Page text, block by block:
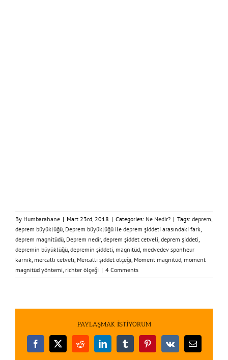
By Humbarahane | Mart 23rd, 2018 | Categories: Ne Nedir? | Tags: deprem,
deprem büyüklüğü, Deprem büyüklüğü ile deprem şiddeti arasındaki fark,
deprem magnitüdü, Deprem nedir, deprem şiddet cetveli, deprem şiddeti,
depremin büyüklüğü, depremin şiddeti, magnitüd, medvedev sponheur
karnik, mercalli cetveli, Mercalli şiddet ölçeği, Moment magnitüd, moment
magnitüd yöntemi, richter ölçeği | 4 Comments
PAYLAŞMAK İSTİYORUM
Facebook
X RedditLinkedInTumblrPinterest
Vk
E-
posta